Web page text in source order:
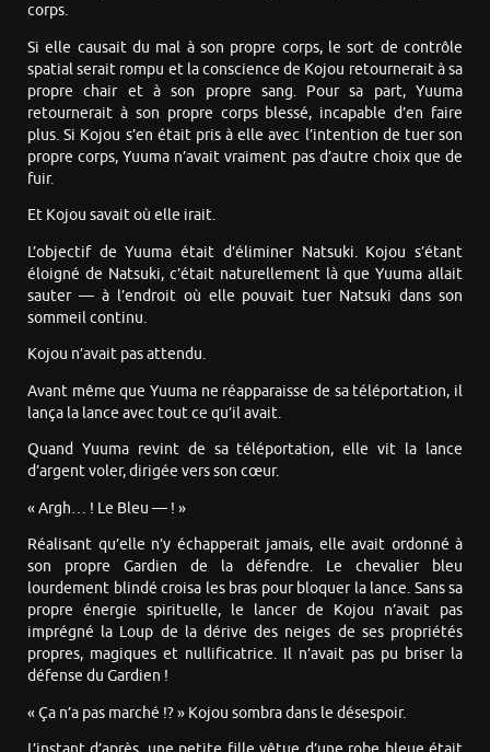
corps.
Si elle causait du mal à son propre corps, le sort de contrôle
spatial serait rompu et la conscience de Kojou retournerait à sa
propre chair et à son propre sang. Pour sa part, Yuuma
retournerait à son propre corps blessé, incapable d’en faire
plus. Si Kojou s’en était pris à elle avec l’intention de tuer son
propre corps, Yuuma n’avait vraiment pas d’autre choix que de
fuir.
Et Kojou savait où elle irait.
L’objectif de Yuuma était d’éliminer Natsuki. Kojou s’étant
éloigné de Natsuki, c’était naturellement là que Yuuma allait
sauter — à l’endroit où elle pouvait tuer Natsuki dans son
sommeil continu.
Kojou n’avait pas attendu.
Avant même que Yuuma ne réapparaisse de sa téléportation, il
lança la lance avec tout ce qu’il avait.
Quand Yuuma revint de sa téléportation, elle vit la lance
d’argent voler, dirigée vers son cœur.
« Argh… ! Le Bleu — ! »
Réalisant qu’elle n’y échapperait jamais, elle avait ordonné à
son propre Gardien de la défendre. Le chevalier bleu
lourdement blindé croisa les bras pour bloquer la lance. Sans sa
propre énergie spirituelle, le lancer de Kojou n’avait pas
imprégné la Loup de la dérive des neiges de ses propriétés
propres, magiques et nullificatrice. Il n’avait pas pu briser la
défense du Gardien !
« Ça n’a pas marché !? » Kojou sombra dans le désespoir.